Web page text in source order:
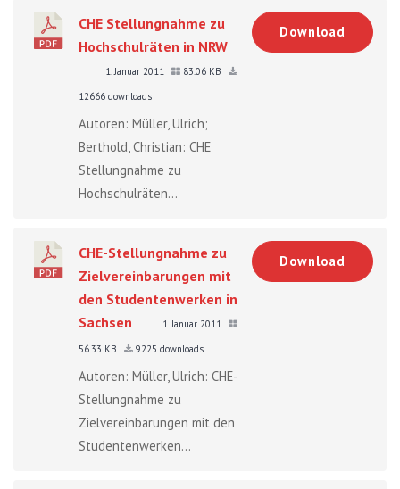
CHE Stellungnahme zu
Hochschulräten in NRW
1. Januar 2011
83.06 KB
12666 downloads
Autoren: Müller, Ulrich;
Berthold, Christian: CHE
Stellungnahme zu
Hochschulräten...
Download
CHE-Stellungnahme zu
Zielvereinbarungen mit
den Studentenwerken in
Sachsen
1. Januar 2011
56.33 KB
9225 downloads
Autoren: Müller, Ulrich: CHE-
Stellungnahme zu
Zielvereinbarungen mit den
Studentenwerken...
Download